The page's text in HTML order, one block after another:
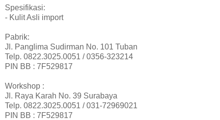
Spesifikasi:
- Kulit Asli import
Pabrik:
Jl. Panglima Sudirman No. 101 Tuban
Telp. 0822.3025.0051 / 0356-323214
PIN BB : 7F529817
Workshop :
Jl. Raya Karah No. 39 Surabaya
Telp. 0822.3025.0051 / 031-72969021
PIN BB : 7F529817